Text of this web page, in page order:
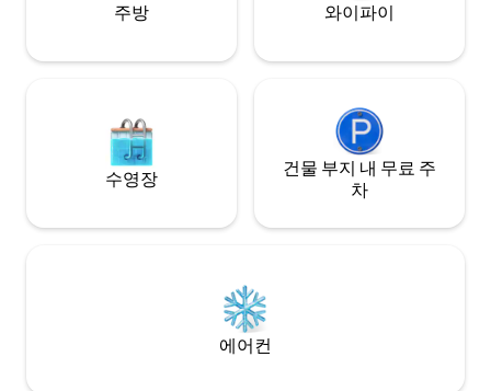
주방 와이파이
수영장
건물 부지 내 무료 주
차
에어컨